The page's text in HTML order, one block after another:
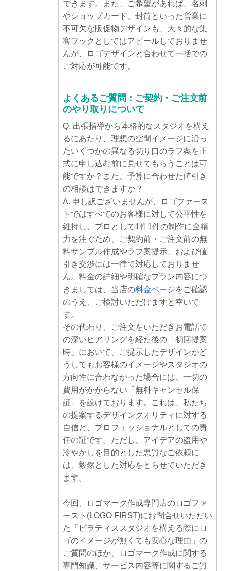
できます。また、ご希望があれば、名刺
やショップカード、封筒といった営業に
不可欠な販促物デザインも、大々的な集
客フックとしてはアピールしておりませ
んが、ロゴデザインと合わせて一括での
ご対応が可能です。
よくあるご質問：ご契約・ご注文前
のやり取りについて
Q. 出張指導から本格的なスタジオを構え
るにあたり、理想の空間イメージに沿っ
たいくつかの異なる切り口のラフ案を正
式に申し込む前に見せてもらうことは可
能ですか？また、予算に合わせた値引き
の相談はできますか？
A. 申し訳ございませんが、ロゴファース
トではすべてのお客様に対して公平性を
維持し、プロとして1件1件の制作に全精
力を注ぐため、ご契約前・ご注文前の無
料サンプル作成やラフ案提示、および値
引き交渉には一律で対応しておりませ
ん。料金の詳細や明確なプラン内容につ
きましては、当店の料金ページをご確認
のうえ、ご検討いただけますと幸いで
す。
その代わり、ご注文をいただきお電話で
の深いヒアリングを経た後の「初回提案
時」において、ご提示したデザインがど
うしてもお客様のイメージやスタジオの
方向性に合わなかった場合には、一切の
費用がかからない「無料キャンセル保
証」を設けております。これは、私たち
の提案するデザインクオリティに対する
自信と、プロフェッショナルとしての責
任の証です。ただし、アイデアの盗用や
冷やかしを目的とした悪質なご依頼に
は、毅然とした対応をとらせていただき
ます。
今回、ロゴマーク作成専門店のロゴファ
ースト(LOGO FIRST)にお問合せいただい
た「ピラティススタジオを構える際にロ
ゴのイメージが無くても安心な理由」の
ご質問のほか、ロゴマーク作成に関する
専門知識、サービス内容等に関するご質